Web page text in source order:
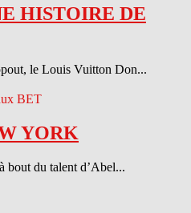
HISTOIRE DE
le Louis Vuitton Don...
YORK
bout du talent d’Abel...